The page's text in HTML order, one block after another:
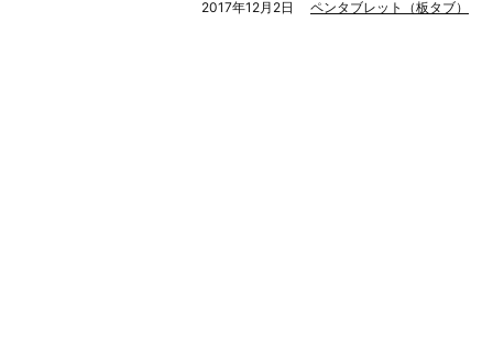
2017年12月2日 ペンタブレット（板タブ）